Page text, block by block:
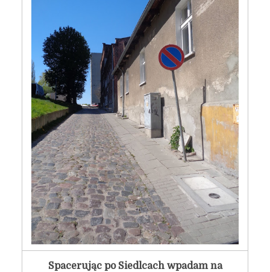
Spacerując po Siedlcach wpadam na